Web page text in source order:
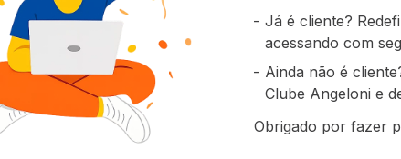
Já é cliente?
acessando com
Ainda não é
Clube Angeloni e
Obrigado por fazer